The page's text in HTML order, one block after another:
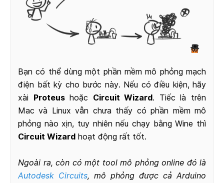
Bạn có thể dùng một phần mềm mô phỏng mạch
điện bất kỳ cho bước này. Nếu có điều kiện, hãy
xài Proteushoặc Circuit Wizard. Tiếc là trên
Mac và Linux vẫn chưa thấy có phần mềm mô
phỏng nào xịn, tuy nhiên nếu chạy bằng Wine thì
Circuit Wizard hoạt động rất tốt.
Ngoài ra, còn có một tool mô phỏng online đó là
Autodesk Circuits, mô phỏng được cả Arduino